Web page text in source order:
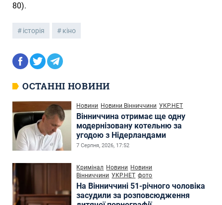
80).
історія кіно
ОСТАННІ НОВИНИ
Новини Новини Вінниччини УКР.НЕТ
Вінниччина отримає ще одну
модернізовану котельню за
угодою з Нідерландами
7 Серпня, 2026, 17:52
Кримінал Новини Новини
Вінниччини УКР.НЕТ фото
На Вінниччині 51-річного чоловіка
засудили за розповсюдження